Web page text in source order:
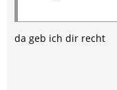
da geb ich dir recht